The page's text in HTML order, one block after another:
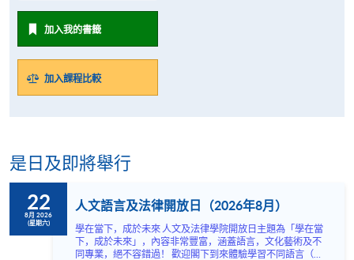
加入我的書籤
加入課程比較
是日及即將舉行
22
8月 2026
(星期六)
人文語言及法律開放日（2026年8月）
學在當下，成於未來 人文及法律學院開放日主題為「學在當
下，成於未來」，內容非常豐富，涵蓋語言，文化藝術及不
同專業，絕不容錯過！ 歡迎閣下到來體驗學習不同語言（包